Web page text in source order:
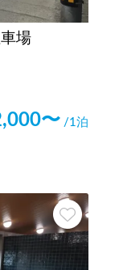
場
〜 /1泊